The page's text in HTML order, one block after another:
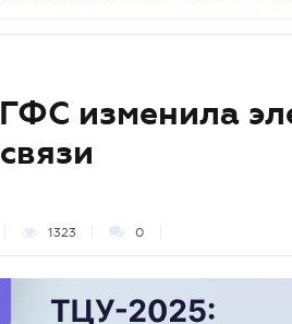
изменила
1323 0